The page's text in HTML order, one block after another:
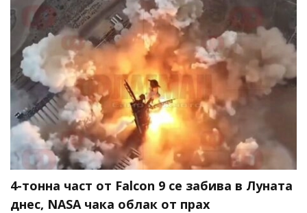
4-тонна част от Falcon 9 се забива в Луната
днес, NASA чака облак от прах